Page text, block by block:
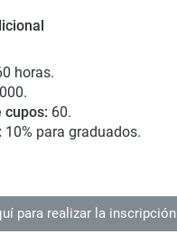
horas.
cupos: 60.
10% para graduados.
para realizar la inscripción